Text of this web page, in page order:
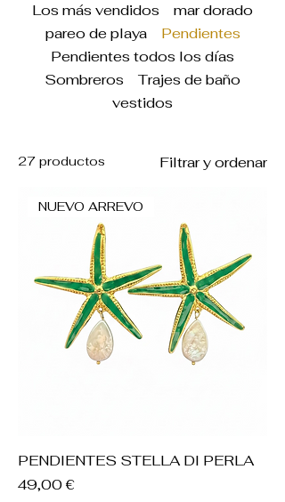
Los más vendidos
mar dorado
pareo de playa
Pendientes
Pendientes todos los días
Sombreros
Trajes de baño
vestidos
27 productos Filtrar y ordenar
NUEVO ARREVO
PENDIENTES STELLA DI PERLA
Precio
49,00 €